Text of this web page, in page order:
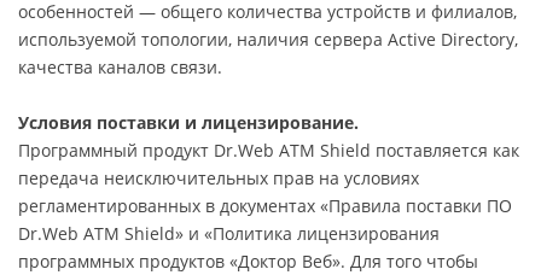
особенностей — общего количества устройств и филиалов,
используемой топологии, наличия сервера Active Directory,
качества каналов связи.
Условия поставки и лицензирование.
Программный продукт Dr.Web ATM Shield поставляется как
передача неисключительных прав на условиях
регламентированных в документах «Правила поставки ПО
Dr.Web ATM Shield» и «Политика лицензирования
программных продуктов «Доктор Веб». Для того чтобы